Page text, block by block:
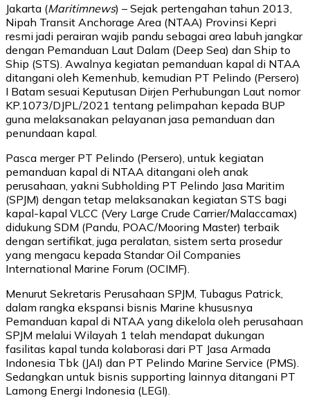
Jakarta (Maritimnews) – Sejak pertengahan tahun 2013,
Nipah Transit Anchorage Area (NTAA) Provinsi Kepri
resmi jadi perairan wajib pandu sebagai area labuh jangkar
dengan Pemanduan Laut Dalam (Deep Sea) dan Ship to
Ship (STS). Awalnya kegiatan pemanduan kapal di NTAA
ditangani oleh Kemenhub, kemudian PT Pelindo (Persero)
I Batam sesuai Keputusan Dirjen Perhubungan Laut nomor
KP.1073/DJPL/2021 tentang pelimpahan kepada BUP
guna melaksanakan pelayanan jasa pemanduan dan
penundaan kapal.
Pasca merger PT Pelindo (Persero), untuk kegiatan
pemanduan kapal di NTAA ditangani oleh anak
perusahaan, yakni Subholding PT Pelindo Jasa Maritim
(SPJM) dengan tetap melaksanakan kegiatan STS bagi
kapal-kapal VLCC (Very Large Crude Carrier/Malaccamax)
didukung SDM (Pandu, POAC/Mooring Master) terbaik
dengan sertifikat, juga peralatan, sistem serta prosedur
yang mengacu kepada Standar Oil Companies
International Marine Forum (OCIMF).
Menurut Sekretaris Perusahaan SPJM, Tubagus Patrick,
dalam rangka ekspansi bisnis Marine khususnya
Pemanduan kapal di NTAA yang dikelola oleh perusahaan
SPJM melalui Wilayah 1 telah mendapat dukungan
fasilitas kapal tunda kolaborasi dari PT Jasa Armada
Indonesia Tbk (JAI) dan PT Pelindo Marine Service (PMS).
Sedangkan untuk bisnis supporting lainnya ditangani PT
Lamong Energi Indonesia (LEGI).